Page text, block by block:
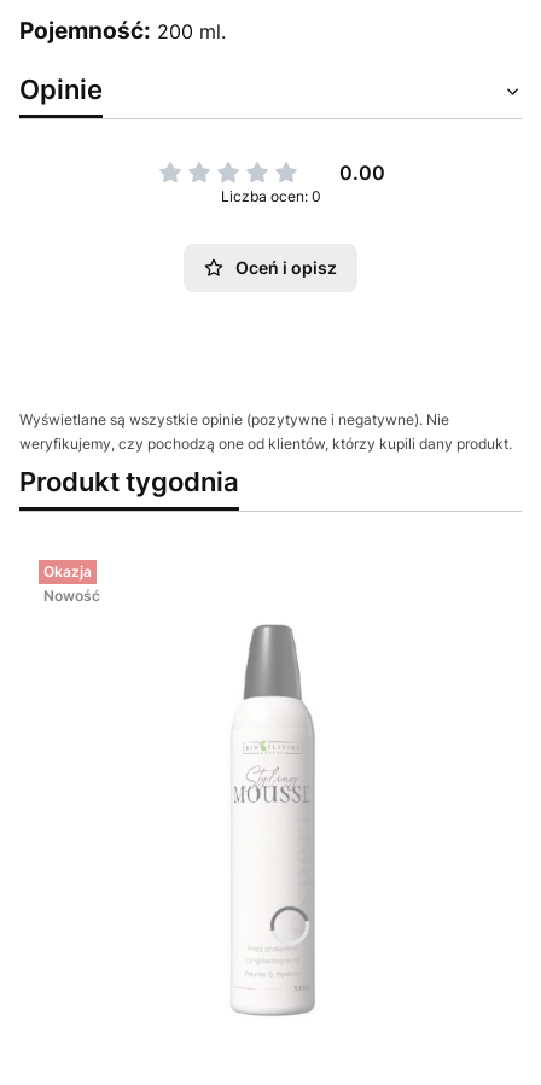
Pojemność: 200 ml.
Opinie
0.00
Liczba ocen: 0
Oceń i opisz
Wyświetlane są wszystkie opinie (pozytywne i negatywne). Nie
weryfikujemy, czy pochodzą one od klientów, którzy kupili dany produkt.
Produkt tygodnia
Okazja
Nowość